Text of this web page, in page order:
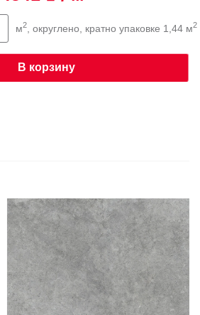
м2, округлено, кратно упаковке 1,44 м2
В корзину